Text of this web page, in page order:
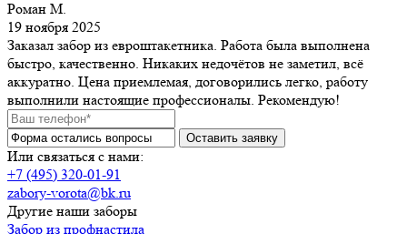
Роман М.
19 ноября 2025
Заказал забор из евроштакетника. Работа была выполнена
быстро, качественно. Никаких недочётов не заметил, всё
аккуратно. Цена приемлемая, договорились легко, работу
выполнили настоящие профессионалы. Рекомендую!
Или связаться с нами:
+7 (495) 320-01-91
zabory-vorota@bk.ru
Другие наши заборы
Забор из профнастила